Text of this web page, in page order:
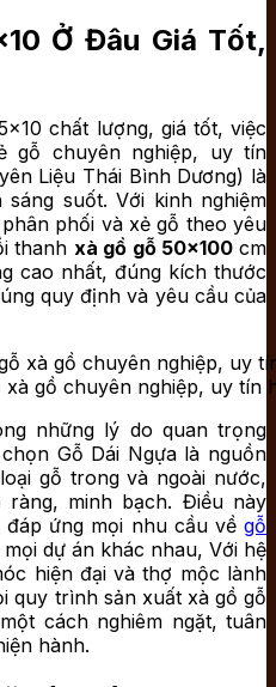
Ở Đâu Giá Tốt,
chất lượng, giá tốt, việc
gỗ chuyên nghiệp, uy tín
Liệu Thái Bình Dương) là
suốt. Với kinh nghiệm
phối và xẻ gỗ theo yêu
thanh xà gồ gỗ 50×100cm
cao nhất, đúng kích thước
quy định và yêu cầu của
xà gồ chuyên nghiệp, uy tín
những lý do quan trọng
Gỗ Dái Ngựa là nguồn
gỗ trong và ngoài nước,
minh bạch. Điều này
ứng mọi nhu cầu về gỗ
dự án khác nhau, Với hệ
hiện đại và thợ mộc lành
quy trình sản xuất xà gồ gỗ
cách nghiêm ngặt, tuân
hành.